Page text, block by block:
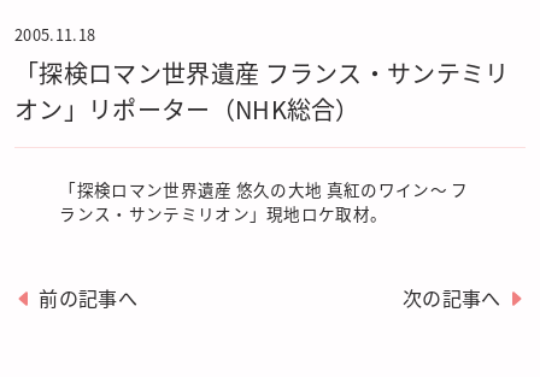
2005.11.18
「探検ロマン世界遺産 フランス・サンテミリ
オン」リポーター（NHK総合）
「探検ロマン世界遺産 悠久の大地 真紅のワイン〜 フ
ランス・サンテミリオン」現地ロケ取材。
前の記事へ 次の記事へ